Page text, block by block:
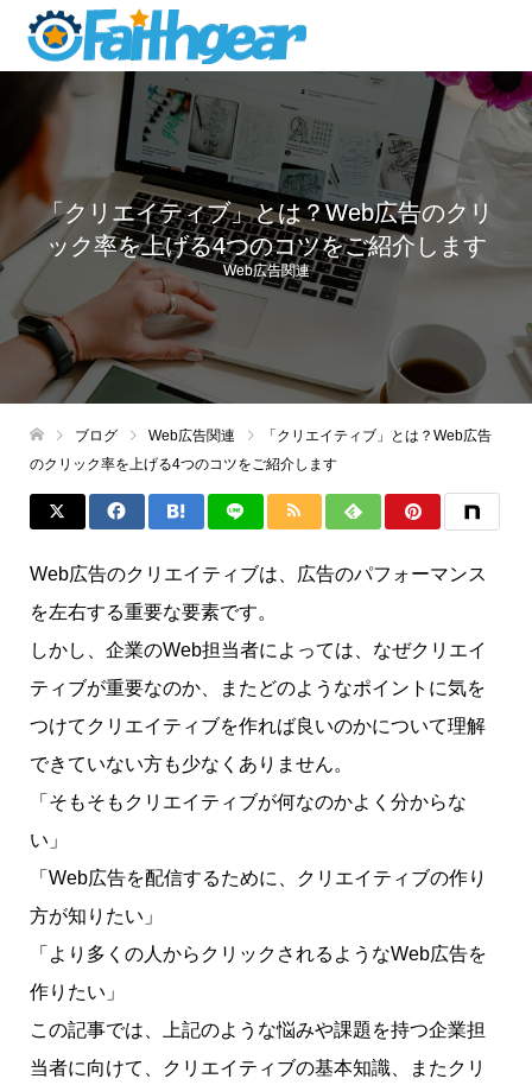
「クリエイティブ」とは？Web広告のクリ
ック率を上げる4つのコツをご紹介します
Web広告関連
ブログ Web広告関連
「クリエイティブ」とは？Web広告
のクリック率を上げる4つのコツをご紹介します
Web広告のクリエイティブは、広告のパフォーマンス
を左右する重要な要素です。
しかし、企業のWeb担当者によっては、なぜクリエイ
ティブが重要なのか、またどのようなポイントに気を
つけてクリエイティブを作れば良いのかについて理解
できていない方も少なくありません。
「そもそもクリエイティブが何なのかよく分からな
い」
「Web広告を配信するために、クリエイティブの作り
方が知りたい」
「より多くの人からクリックされるようなWeb広告を
作りたい」
この記事では、上記のような悩みや課題を持つ企業担
当者に向けて、クリエイティブの基本知識、またクリ